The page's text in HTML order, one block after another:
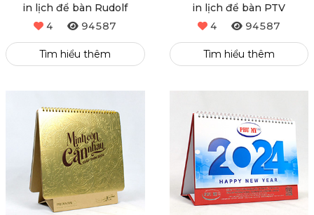
in lịch để bàn Rudolf
4
94587
Tìm hiểu thêm
in lịch để bàn PTV
4
94587
Tìm hiểu thêm